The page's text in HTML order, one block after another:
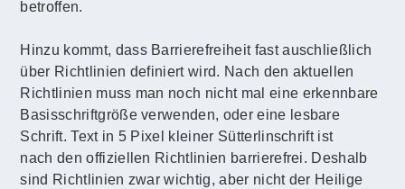
betroffen.
Hinzu kommt, dass Barrierefreiheit fast auschließlich
über Richtlinien definiert wird. Nach den aktuellen
Richtlinien muss man noch nicht mal eine erkennbare
Basisschriftgröße verwenden, oder eine lesbare
Schrift. Text in 5 Pixel kleiner Sütterlinschrift ist
nach den offiziellen Richtlinien barrierefrei. Deshalb
sind Richtlinien zwar wichtig, aber nicht der Heilige